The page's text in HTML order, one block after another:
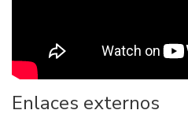
Enlaces externos